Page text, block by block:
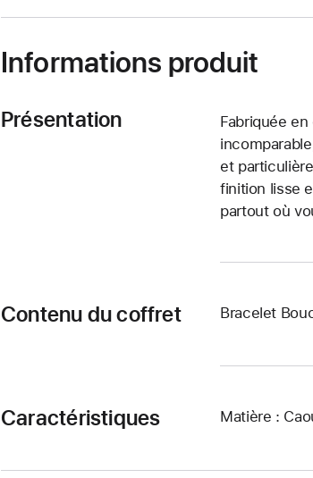
Informations produit
Présentation
Fabriquée
et
finition lisse
partout où
Contenu du coffret Bracelet
Caractéristiques Matière :